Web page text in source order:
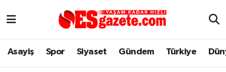
Asayiş Spor Siyaset Gündem Türkiye
Asayiş
Yaşam
Eskişehir Nöbetçi Eczaneler